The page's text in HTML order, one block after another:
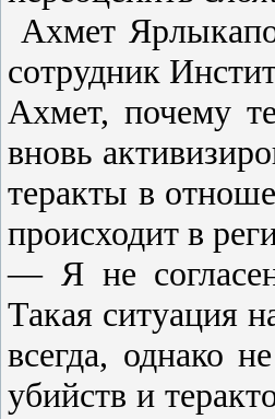
Ахмет
сотрудник
Ахмет, почему
вновь
теракты в
происходит в
— Я не
Такая ситуация
всегда, однако
убийств и